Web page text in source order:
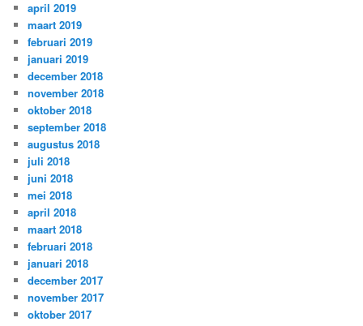
april 2019
maart 2019
februari 2019
januari 2019
december 2018
november 2018
oktober 2018
september 2018
augustus 2018
juli 2018
juni 2018
mei 2018
april 2018
maart 2018
februari 2018
januari 2018
december 2017
november 2017
oktober 2017